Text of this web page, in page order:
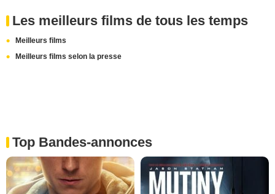
Les meilleurs films de tous les temps
Meilleurs films
Meilleurs films selon la presse
Top Bandes-annonces